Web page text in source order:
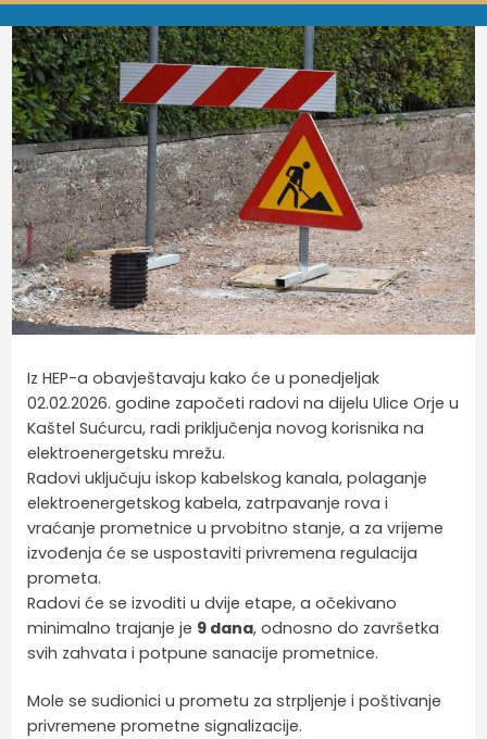
Iz HEP-a obavještavaju kako će u ponedjeljak
02.02.2026. godine započeti radovi na dijelu Ulice Orje u
Kaštel Sućurcu, radi priključenja novog korisnika na
elektroenergetsku mrežu.
Radovi uključuju iskop kabelskog kanala, polaganje
elektroenergetskog kabela, zatrpavanje rova i
vraćanje prometnice u prvobitno stanje, a za vrijeme
izvođenja će se uspostaviti privremena regulacija
prometa.
Radovi će se izvoditi u dvije etape, a očekivano
minimalno trajanje je 9 dana, odnosno do završetka
svih zahvata i potpune sanacije prometnice.
Mole se sudionici u prometu za strpljenje i poštivanje
privremene prometne signalizacije.